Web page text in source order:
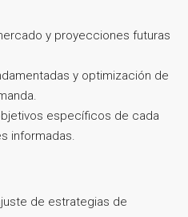
y proyecciones futuras
y optimización de
específicos de cada
informadas.
de estrategias de